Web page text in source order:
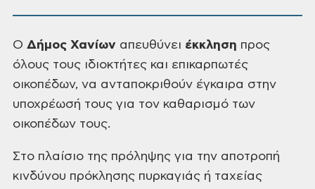
Ο Δήμος Χανίων απευθύνει έκκληση προς
όλους τους ιδιοκτήτες και επικαρπωτές
οικοπέδων, να ανταποκριθούν έγκαιρα στην
υποχρέωσή τους για τον καθαρισμό των
οικοπέδων τους.
Στο πλαίσιο της πρόληψης για την αποτροπή
κινδύνου πρόκλησης πυρκαγιάς ή ταχείας